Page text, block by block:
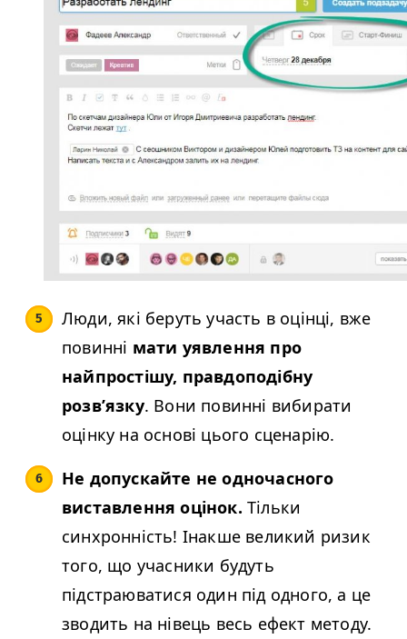
Люди, які беруть участь в оцінці, вже
повинні мати уявлення про
найпростішу, правдоподібну
розв’язку. Вони повинні вибирати
оцінку на основі цього сценарію.
Не допускайте не одночасного
виставлення оцінок. Тільки
синхронність! Інакше великий ризик
того, що учасники будуть
підстраюватися один під одного, а це
зводить на нівець весь ефект методу.